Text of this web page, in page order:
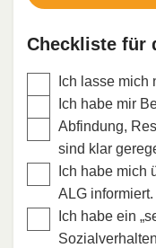
Checkliste für
Ich lasse mich
Ich habe mir
Abfindung,
sind klar
Ich habe mich
ALG informiert.
Ich habe ein